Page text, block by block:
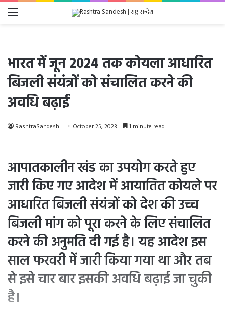
Menu
भारत में जून 2024 तक कोयला आधारित
बिजली संयंत्रों को संचालित करने की
अवधि बढ़ाई
RashtraSandesh October 25, 2023 1 minute read
आपातकालीन खंड का उपयोग करते हुए
जारी किए गए आदेश में आयातित कोयले पर
आधारित बिजली संयंत्रों को देश की उच्च
बिजली मांग को पूरा करने के लिए संचालित
करने की अनुमति दी गई है। यह आदेश इस
साल फरवरी में जारी किया गया था और तब
से इसे चार बार इसकी अवधि बढ़ाई जा चुकी
है।